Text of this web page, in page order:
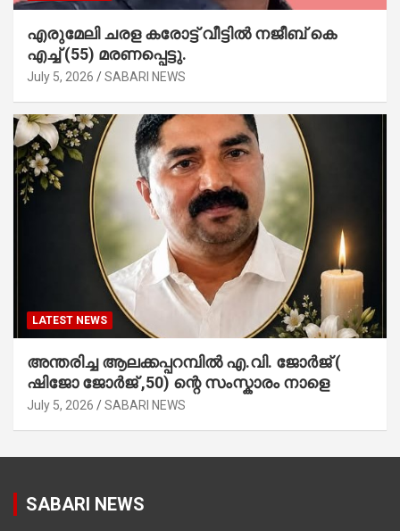
എരുമേലി ചരള കരോട്ട് വീട്ടിൽ നജീബ് കെ
എച്ച് (55) മരണപ്പെട്ടു.
July 5, 2026 SABARI NEWS
LATEST NEWS
അന്തരിച്ച ആ​ല​ക്ക​പ്പ​റമ്പിൽ​ എ.​വി. ജോ​ർ​ജ് (
ഷിജോ ജോർജ് ,50) ന്റെ സംസ്കാരം നാളെ
July 5, 2026 SABARI NEWS
SABARI NEWS